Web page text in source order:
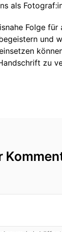
als
Folge für
und
zu